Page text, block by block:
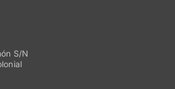
S/N